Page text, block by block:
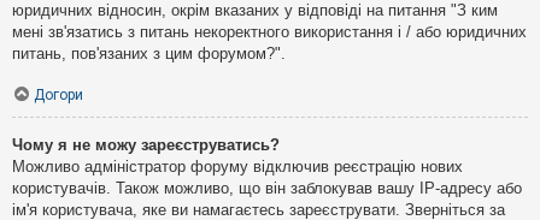
юридичних відносин, окрім вказаних у відповіді на питання "З ким
мені зв'язатись з питань некоректного використання і / або юридичних
питань, пов'язаних з цим форумом?".
Догори
Чому я не можу зареєструватись?
Можливо адміністратор форуму відключив реєстрацію нових
користувачів. Також можливо, що він заблокував вашу IP-адресу або
ім'я користувача, яке ви намагаєтесь зареєструвати. Зверніться за